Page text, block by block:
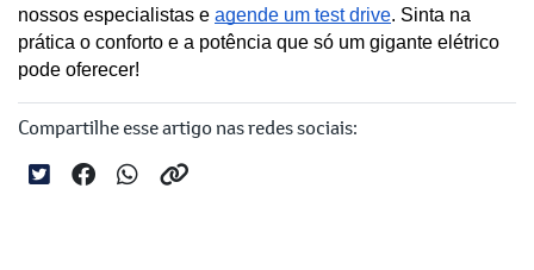
nossos especialistas e agende um test drive. Sinta na
prática o conforto e a potência que só um gigante elétrico
pode oferecer!
Compartilhe esse artigo nas redes sociais: